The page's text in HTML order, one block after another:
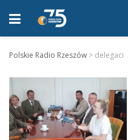
Polskie Radio Rzeszów > delegaci